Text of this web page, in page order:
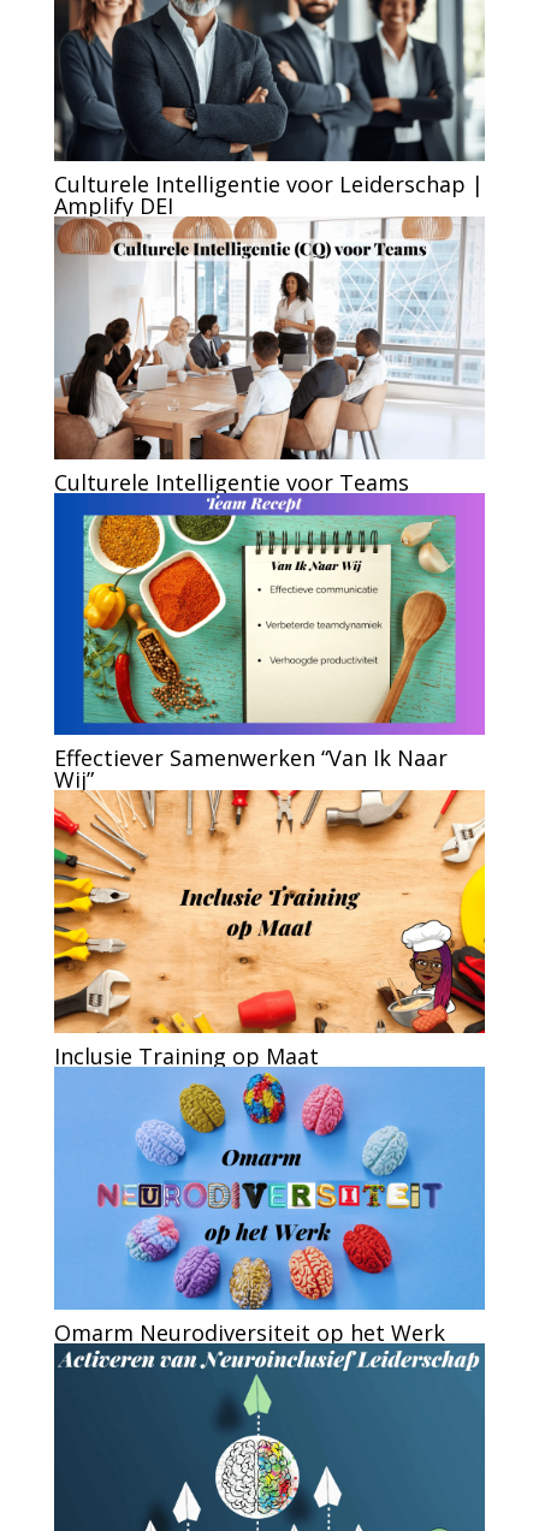
Culturele Intelligentie voor Leiderschap |
Amplify DEI
Culturele Intelligentie voor Teams
Effectiever Samenwerken “Van Ik Naar
Wij”
Inclusie Training op Maat
Omarm Neurodiversiteit op het Werk